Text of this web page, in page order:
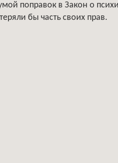
поправок в Закон о
бы часть своих прав.